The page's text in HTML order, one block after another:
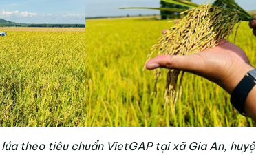
theo tiêu chuẩn VietGAP tại xã Gia An,